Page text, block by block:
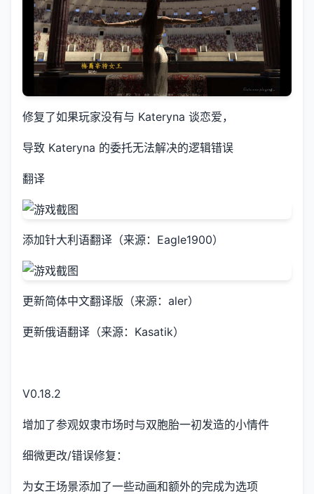
修复了如果玩家没有与 Kateryna 谈恋爱，
导致 Kateryna 的委托无法解决的逻辑错误
翻译
添加针大利语翻译（来源：Eagle1900）
更新简体中文翻译版（来源：aler）
更新俄语翻译（来源：Kasatik）
V0.18.2
增加了参观奴隶市场时与双胞胎一初发造的小情件
细微更改/错误修复：
为女王场景添加了一些动画和额外的完成为选项